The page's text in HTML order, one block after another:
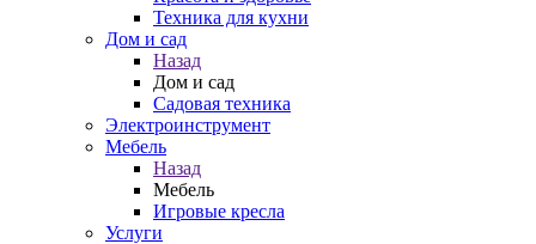
Техника для кухни
Дом и сад
Назад
Дом и сад
Садовая техника
Электроинструмент
Мебель
Назад
Мебель
Игровые кресла
Услуги